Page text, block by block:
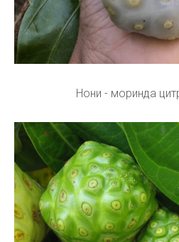
Нони - моринда